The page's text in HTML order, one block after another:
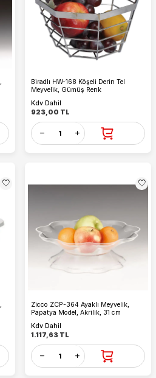
Biradlı HW-168 Köşeli Derin Tel
Meyvelik, Gümüş Renk
Kdv Dahil
923,00 TL
Zicco ZCP-364 Ayaklı Meyvelik,
Papatya Model, Akrilik, 31 cm
Kdv Dahil
1.117,63 TL